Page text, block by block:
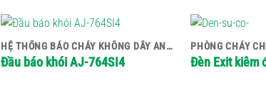
HỆ THỐNG BÁO CHÁY KHÔNG DÂY ANKA
Đầu báo khói AJ-764SI4
PHÒNG CHÁY
Đèn Exit kiêm